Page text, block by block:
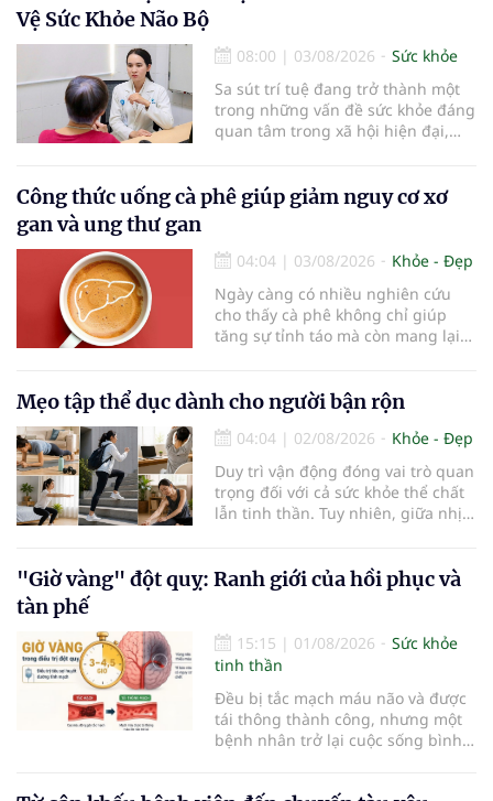
Trung tâm Nhãn nhi và Kiểm soát
Đô đưa vào hoạt động ngày 1/8.
Vệ Sức Khỏe Não Bộ
08:00 | 03/08/2026
Sức khỏe
Sa sút trí tuệ đang trở thành một
trong những vấn đề sức khỏe đáng
quan tâm trong xã hội hiện đại,
triệu người trên thế giới đang
sống chung với bệnh, trong đó
70% trường hợp.
Công thức uống cà phê giúp giảm nguy cơ xơ
gan và ung thư gan
04:04 | 03/08/2026
Khỏe - Đẹp
Ngày càng có nhiều nghiên cứu
cho thấy cà phê không chỉ giúp
tăng sự tỉnh táo mà còn mang lại
đóng vai trò lọc độc tố, chuyển hóa
thuốc và dự trữ nhiều vitamin,
khoáng chất thiết yếu nhưng cũng
rất dễ bị tổn thương…
Mẹo tập thể dục dành cho người bận rộn
04:04 | 02/08/2026
Khỏe - Đẹp
Duy trì vận động đóng vai trò quan
trọng đối với cả sức khỏe thể chất
lẫn tinh thần. Tuy nhiên, giữa nhịp
cho các hoạt động tập luyện
thường trở thành một thách thức
"Giờ vàng" đột quỵ: Ranh giới của hồi phục và
tàn phế
15:15 | 01/08/2026
Sức khỏe
tinh thần
Đều bị tắc mạch máu não và được
tái thông thành công, nhưng một
bệnh nhân trở lại cuộc sống bình